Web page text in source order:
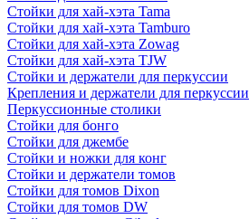
Стойки для хай-хэта Tama
Стойки для хай-хэта Tamburo
Стойки для хай-хэта Zowag
Стойки для хай-хэта TJW
Стойки и держатели для перкуссии
Крепления и держатели для перкуссии
Перкуссионные столики
Стойки для бонго
Стойки для джембе
Стойки и ножки для конг
Стойки и держатели томов
Стойки для томов Dixon
Стойки для томов DW